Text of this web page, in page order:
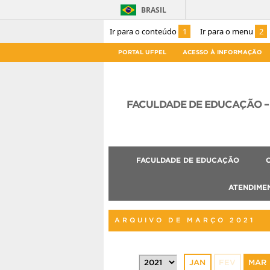
Ir para o conteúdo 1 Ir para o menu 2
BRASIL
PORTAL UFPEL ACESSO À INFORMAÇÃO
FACULDADE DE EDUCAÇÃO
FACULDADE DE EDUCAÇÃO
ARQUIVO DE MARÇO 2021
JAN FEV MAR